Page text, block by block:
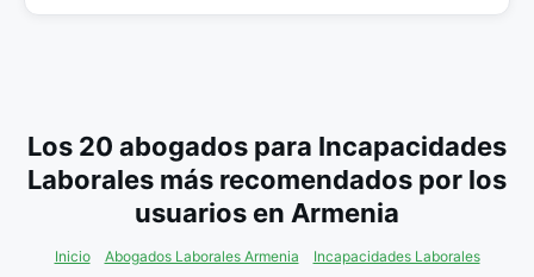
Los 20 abogados para Incapacidades
Laborales más recomendados por los
usuarios en Armenia
Inicio Abogados Laborales Armenia
Incapacidades Laborales